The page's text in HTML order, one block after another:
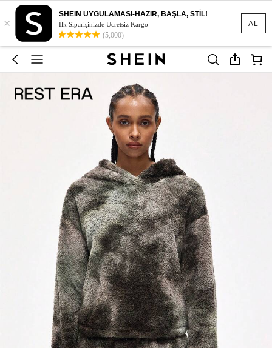
AL
×
SHEIN UYGULAMASI-HAZIR, BAŞLA, STİL!
İlk Siparişinizde Ücretsiz Kargo
(5,000)